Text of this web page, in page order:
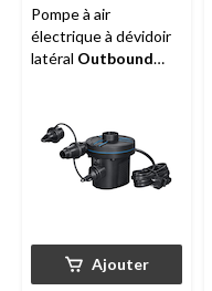
Pompe à air
électrique à dévidoir
latéral Outbound
Ajouter